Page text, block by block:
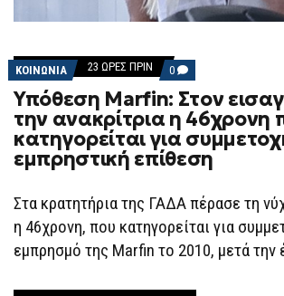
ΚΟΙΝΩΝΙΑ 23 ΏΡΕΣ ΠΡΙΝ 0 COMMENTS
ON
ΥΠΌΘΕΣΗ
MARFIN:
ΣΤΟΝ
ΕΙΣΑΓΓΕΛΈΑ
ΤΗΝ
46ΧΡΟΝΗ
ΠΟΥ
ΚΑΤΗΓΟΡΕΊΤΑΙ
ΓΙΑ
ΣΥΜΜΕΤΟΧΉ
ΕΜΠΡΗΣΤΙΚΉ
Υπόθεση Marfin: Στον
την ανακρίτρια η 46χρονη
κατηγορείται για
εμπρηστική επίθεση
Στα κρατητήρια της ΓΑΔΑ πέρασε τη
η 46χρονη, που κατηγορείται για
εμπρησμό της Marfin το 2010, μετά την